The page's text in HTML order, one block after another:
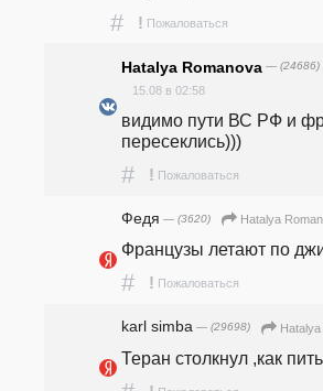
# ! Пожаловаться
Hatalya Romanova — (24686)
15.08 в 02:58
видимо пути ВС РФ и
пересеклись)))
# ! Пожаловаться
Федя — (3620) Hatalya
Французы летают по
# ! Пожаловаться
karl simba — (29698)
Теран столкнул ,как